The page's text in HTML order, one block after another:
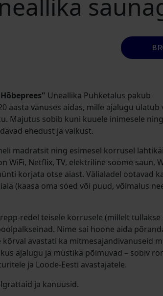
Uneallika Puhketalus pakub
aasta vanuses aidas, mille ajalugu ulatub
Majutus sobib kuni kuuele inimesele
ehedust ja vaikust.
madratsit ning esimesel korrusel
WiFi, Netflix, TV, elektriline soome saun,
korjata otse aiast. Välialadel ootavad
(kaasa oma söed või puud, võimalus
redel teisele korrusele (millelt tullakse
Nime sai hoone aida
avastati ka mitmesajandivanuseid
ajalugu ja müstika põimuvad – sobiv
ja Loode-Eesti avastajatele.
ja kanuusid.